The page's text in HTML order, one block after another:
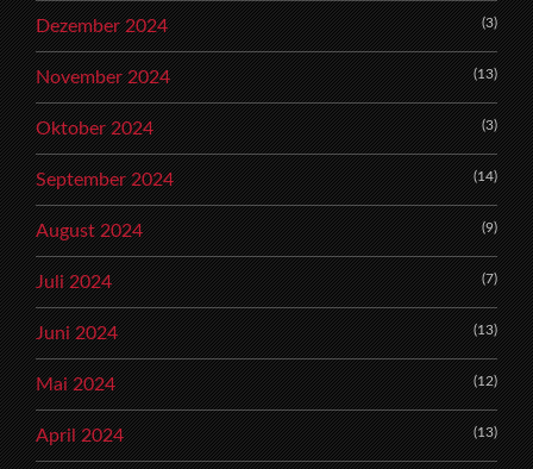
Dezember 2024 (3)
November 2024 (13)
Oktober 2024 (3)
September 2024 (14)
August 2024 (9)
Juli 2024 (7)
Juni 2024 (13)
Mai 2024 (12)
April 2024 (13)